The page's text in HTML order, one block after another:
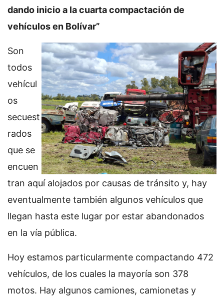
dando inicio a la cuarta compactación de
vehículos en Bolívar”
Son
todos
vehícul
os
secuest
rados
que se
encuen
tran aquí alojados por causas de tránsito y, hay
eventualmente también algunos vehículos que
llegan hasta este lugar por estar abandonados
en la vía pública.
Hoy estamos particularmente compactando 472
vehículos, de los cuales la mayoría son 378
motos. Hay algunos camiones, camionetas y